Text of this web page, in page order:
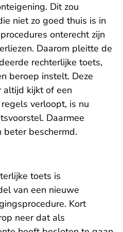
Dit zou
niet zo goed thuis is in
onterecht zijn
Daarom pleitte de
rechterlijke toets,
beroep instelt. Deze
altijd kijkt of een
verloopt, is nu
Daarmee
beschermd.
toets is
van een nieuwe
Kort
neer dat als